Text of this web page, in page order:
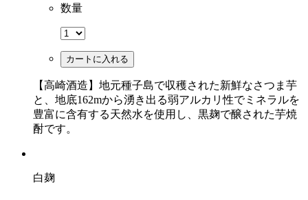
数量
カートに入れる
【高崎酒造】地元種子島で収穫された新鮮なさつま芋
と、地底162mから湧き出る弱アルカリ性でミネラルを
豊富に含有する天然水を使用し、黒麹で醸された芋焼
酎です。
白麹